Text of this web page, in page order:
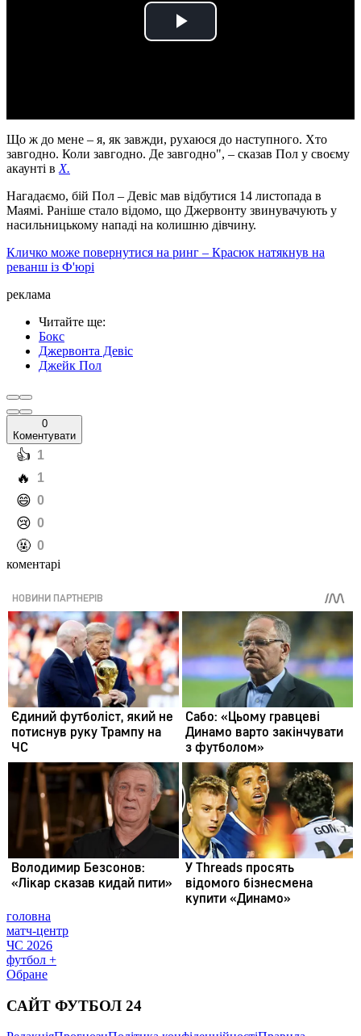
Play
Що ж до мене – я, як завжди, рухаюся до наступного. Хто
завгодно. Коли завгодно. Де завгодно", – сказав Пол у своєму
акаунті вХ.
Нагадаємо, бій Пол – Девіс мав відбутися 14 листопада в
Маямі. Раніше стало відомо, що Джервонту звинувачують у
насильницькому нападі на колишню дівчину.
Кличко може повернутися на ринг – Красюк натякнув на
реванш із Ф'юрі
реклама
Читайте ще:
Бокс
Джервонта Девіс
Джейк Пол
0
Коментувати
️👍 1
️🔥 1
️😄 0
️😢 0
️🤬 0
коментарі
головна
матч-центр
ЧС 2026
футбол +
Обране
САЙТ ФУТБОЛ 24